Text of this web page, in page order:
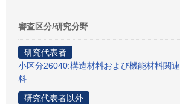
審査区分/研究分野
研究代表者
小区分26040:構造材料および機能材料関連
料
研究代表者以外